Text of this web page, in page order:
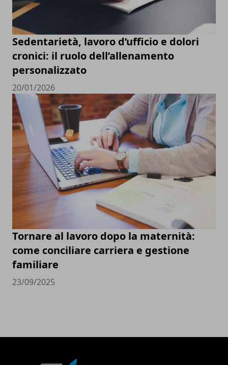
Sedentarietà, lavoro d’ufficio e dolori
cronici: il ruolo dell’allenamento
personalizzato
20/01/2026
Tornare al lavoro dopo la maternità:
come conciliare carriera e gestione
familiare
23/09/2025